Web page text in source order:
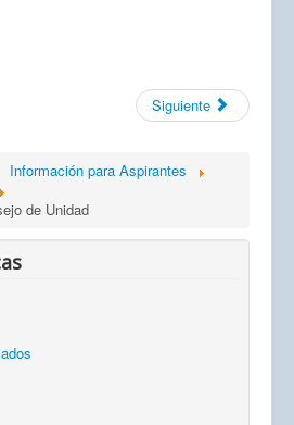
Siguiente
Información para Aspirantes
de Unidad